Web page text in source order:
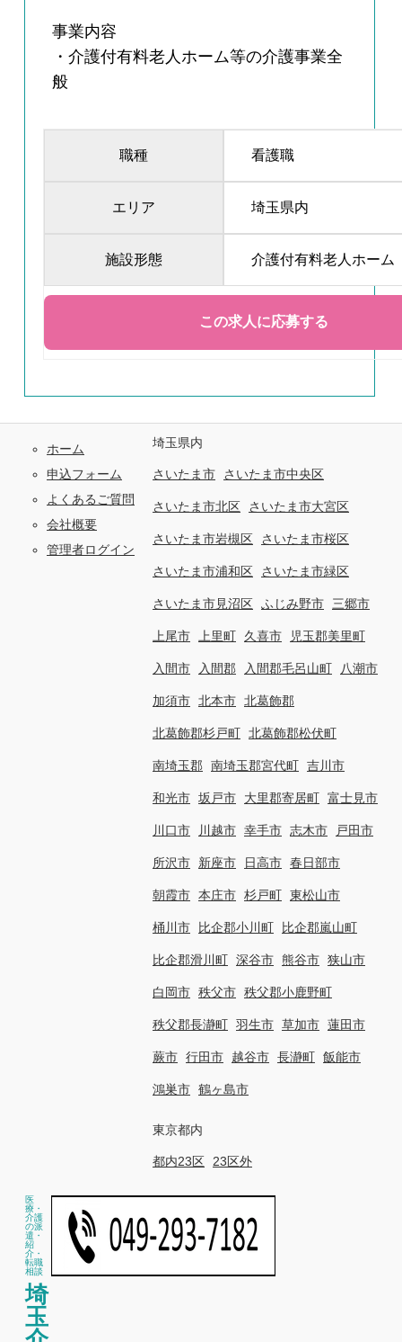
事業内容
・介護付有料老人ホーム等の介護事業全
般
職種 看護職
エリア 埼玉県内
施設形態 介護付有料老人ホーム
ホーム
申込フォーム
よくあるご質問
会社概要
管理者ログイン
埼玉県内
さいたま市 さいたま市中央区
さいたま市北区 さいたま市大宮区
さいたま市岩槻区 さいたま市桜区
さいたま市浦和区 さいたま市緑区
さいたま市見沼区 ふじみ野市 三郷市
上尾市 上里町 久喜市 児玉郡美里町
入間市 入間郡 入間郡毛呂山町 八潮市
加須市 北本市 北葛飾郡
北葛飾郡杉戸町 北葛飾郡松伏町
南埼玉郡 南埼玉郡宮代町 吉川市
和光市 坂戸市 大里郡寄居町 富士見市
川口市 川越市 幸手市 志木市 戸田市
所沢市 新座市 日高市 春日部市
朝霞市 本庄市 杉戸町 東松山市
桶川市 比企郡小川町 比企郡嵐山町
比企郡滑川町 深谷市 熊谷市 狭山市
白岡市 秩父市 秩父郡小鹿野町
秩父郡長瀞町 羽生市 草加市 蓮田市
蕨市 行田市 越谷市 長瀞町 飯能市
鴻巣市 鶴ヶ島市
東京都内
都内23区 23区外
医
療・
介護
の派
遣・
紹
介・
転職
相談
埼
玉